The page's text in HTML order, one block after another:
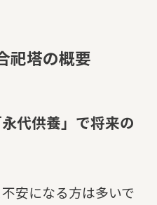
祀塔の概要
代供養」で将来の
安になる方は多いで